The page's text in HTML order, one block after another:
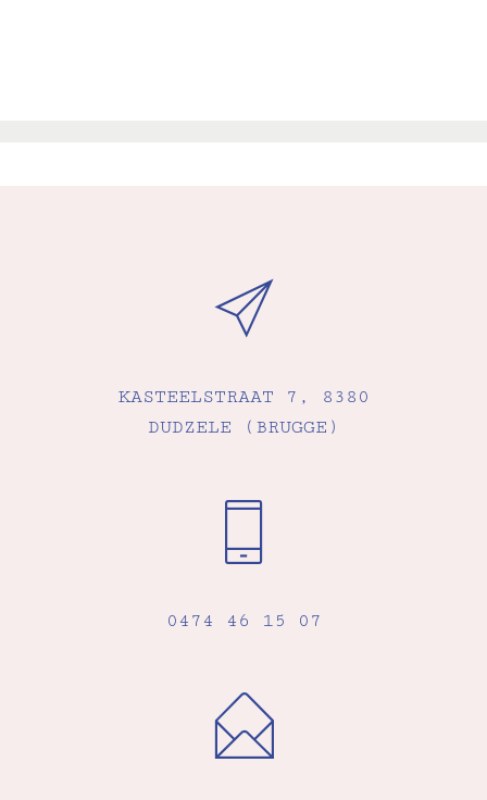
KASTEELSTRAAT 7, 8380
DUDZELE (BRUGGE)
0474 46 15 07